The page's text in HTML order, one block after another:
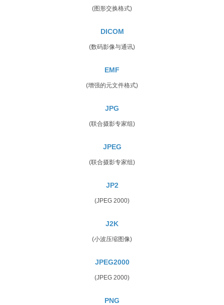
(图形交换格式)
DICOM
(数码影像与通讯)
EMF
(增强的元文件格式)
JPG
(联合摄影专家组)
JPEG
(联合摄影专家组)
JP2
(JPEG 2000)
J2K
(小波压缩图像)
JPEG2000
(JPEG 2000)
PNG